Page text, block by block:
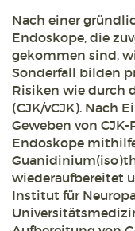
Nach einer
Endoskope, die
gekommen sind,
Sonderfall bilden
Risiken wie durch
(CJK/vCJK). Nach
Geweben von
Endoskope
wiederaufbereitet
Institut für